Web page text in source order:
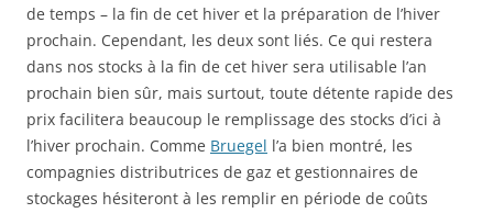
de temps – la fin de cet hiver et la préparation de l’hiver
prochain. Cependant, les deux sont liés. Ce qui restera
dans nos stocks à la fin de cet hiver sera utilisable l’an
prochain bien sûr, mais surtout, toute détente rapide des
prix facilitera beaucoup le remplissage des stocks d’ici à
l’hiver prochain. Comme Bruegel l’a bien montré, les
compagnies distributrices de gaz et gestionnaires de
stockages hésiteront à les remplir en période de coûts